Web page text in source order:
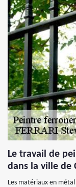
Le travail de
dans la ville de
Les matériaux en